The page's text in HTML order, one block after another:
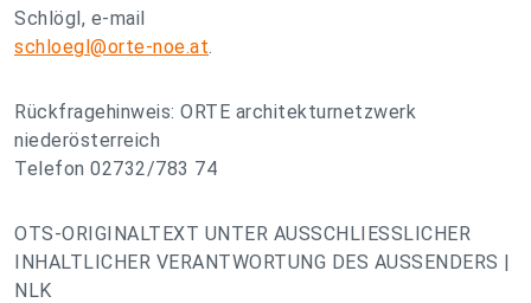
Schlögl, e-mail
schloegl@orte-noe.at.
Rückfragehinweis: ORTE architekturnetzwerk
niederösterreich
Telefon 02732/783 74
OTS-ORIGINALTEXT UNTER AUSSCHLIESSLICHER
INHALTLICHER VERANTWORTUNG DES AUSSENDERS |
NLK